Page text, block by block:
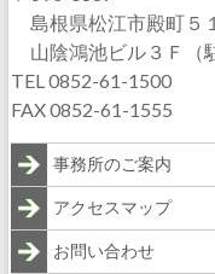
島根県松江市殿町５
山陰鴻池ビル３Ｆ（
TEL 0852-61-1500
FAX 0852-61-1555
事務所のご案内
アクセスマップ
お問い合わせ